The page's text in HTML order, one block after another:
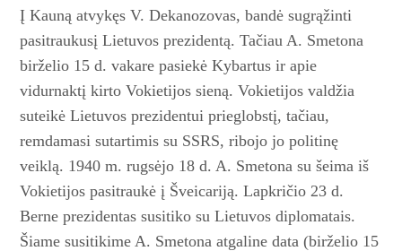
Į Kauną atvykęs V. Dekanozovas, bandė sugrąžinti
pasitraukusį Lietuvos prezidentą. Tačiau A. Smetona
birželio 15 d. vakare pasiekė Kybartus ir apie
vidurnaktį kirto Vokietijos sieną. Vokietijos valdžia
suteikė Lietuvos prezidentui prieglobstį, tačiau,
remdamasi sutartimis su SSRS, ribojo jo politinę
veiklą. 1940 m. rugsėjo 18 d. A. Smetona su šeima iš
Vokietijos pasitraukė į Šveicariją. Lapkričio 23 d.
Berne prezidentas susitiko su Lietuvos diplomatais.
Šiame susitikime A. Smetona atgaline data (birželio 15